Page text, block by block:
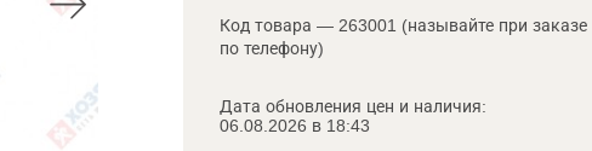
Код товара — 263001 (называйте при заказе
по телефону)
Дата обновления цен и наличия:
06.08.2026 в 18:43